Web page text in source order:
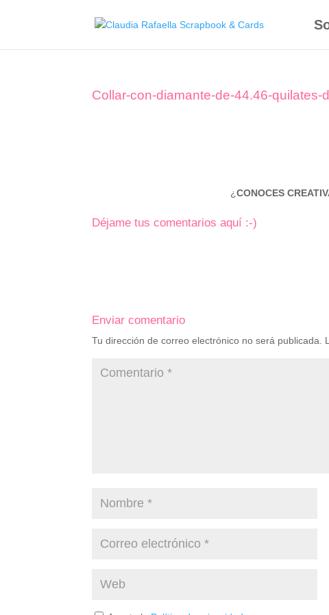
Collar-con-diamante-de-44.46-quilates-
¿CONOCES
Déjame tus comentarios aquí :-)
Enviar comentario
Tu dirección de correo electrónico no será publicada.